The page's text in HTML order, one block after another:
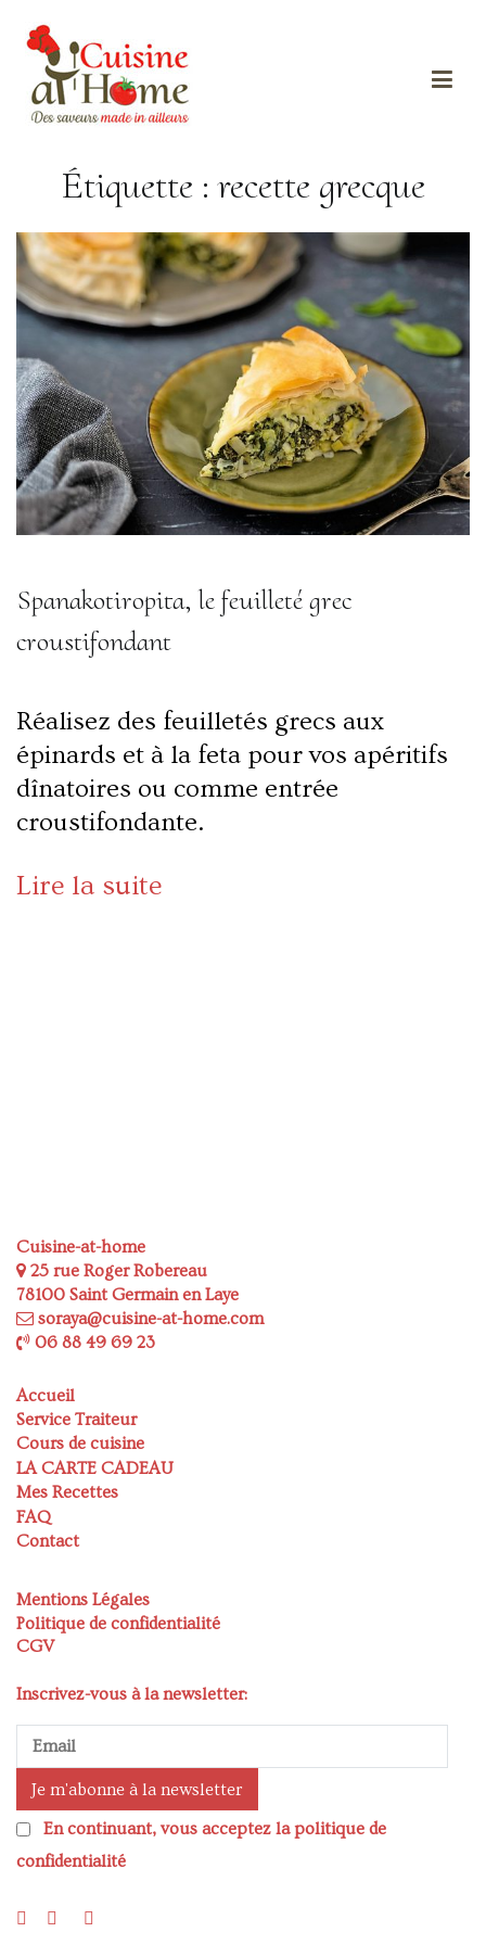
Étiquette :recette grecque
Spanakotiropita, le feuilleté grec
croustifondant
Réalisez des feuilletés grecs aux
épinards et à la feta pour vos apéritifs
dînatoires ou comme entrée
croustifondante.
Lire la suite
Cuisine-at-home
25 rue Roger Robereau
78100 Saint Germain en Laye
soraya@cuisine-at-home.com
06 88 49 69 23
Accueil
Service Traiteur
Cours de cuisine
LA CARTE CADEAU
Mes Recettes
FAQ
Contact
Mentions Légales
Politique de confidentialité
CGV
Inscrivez-vous à la newsletter:
En continuant, vous acceptez la politique de
confidentialité